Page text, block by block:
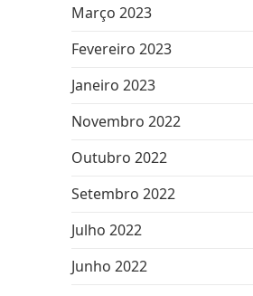
Março 2023
Fevereiro 2023
Janeiro 2023
Novembro 2022
Outubro 2022
Setembro 2022
Julho 2022
Junho 2022